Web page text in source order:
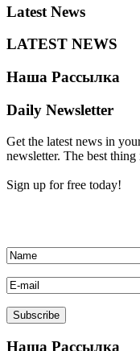
Latest News
LATEST NEWS
Наша Рассылка
Daily Newsletter
Get the latest news in
newsletter. The best
Sign up for free today!
Наша Рассылка